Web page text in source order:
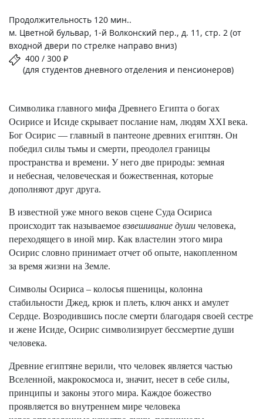
Продолжительность 120 мин..
м. Цветной бульвар, 1-й Волконский пер., д. 11, стр. 2 (от
входной двери по стрелке направо вниз)
400 / 300 ₽
(для студентов дневного отделения и пенсионеров)
Символика главного мифа Древнего Египта о богах
Осирисе и Исиде скрывает послание нам, людям XXI века.
Бог Осирис — главный в пантеоне древних египтян. Он
победил силы тьмы и смерти, преодолел границы
пространства и времени. У него две природы: земная
и небесная, человеческая и божественная, которые
дополняют друг друга.
В известной уже много веков сцене Суда Осириса
происходит так называемое взвешивание души человека,
переходящего в иной мир. Как властелин этого мира
Осирис словно принимает отчет об опыте, накопленном
за время жизни на Земле.
Символы Осириса – колосья пшеницы, колонна
стабильности Джед, крюк и плеть, ключ анкх и амулет
Сердце. Возродившись после смерти благодаря своей сестре
и жене Исиде, Осирис символизирует бессмертие души
человека.
Древние египтяне верили, что человек является частью
Вселенной, макрокосмоса и, значит, несет в себе силы,
принципы и законы этого мира. Каждое божество
проявляется во внутреннем мире человека